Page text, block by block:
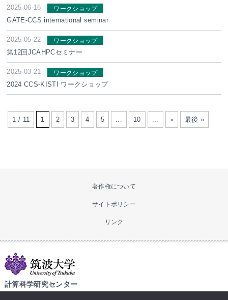
2025-06-16 ワークショップ
GATE-CCS international seminar
2025-05-22 ワークショップ
第12回JCAHPCセミナー
2025-03-21 ワークショップ
2024 CCS-KISTI ワークショップ
1 / 11 1 2 3 4 5 10 » 最後 »
著作権について
サイトポリシー
リンク
計算科学研究センター